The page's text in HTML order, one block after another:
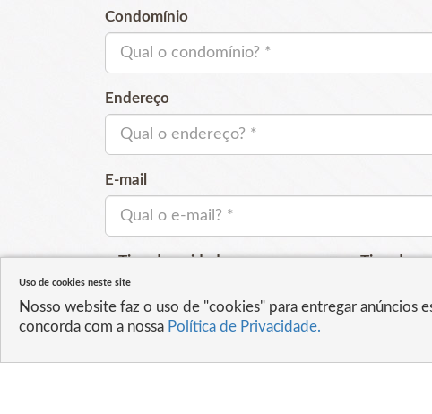
Condomínio
Endereço
E-mail
Tipo de unidades: Tipo de
Quantidade Gestão de
Uso de cookies neste site
Nosso website faz o uso de "cookies" para entregar anúncios
concorda com a nossa Política de Privacidade.